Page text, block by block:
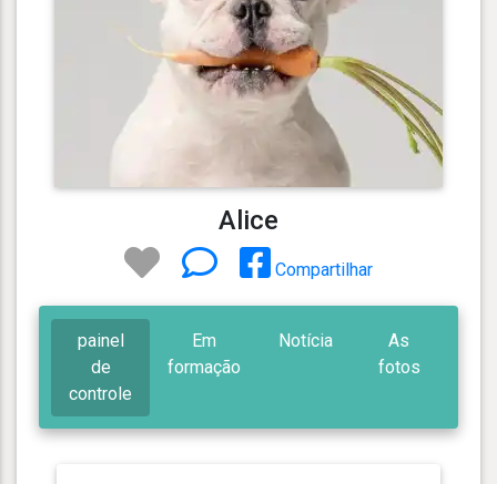
Alice
Compartilhar
painel
de
controle
Em
formação
Notícia
As
fotos